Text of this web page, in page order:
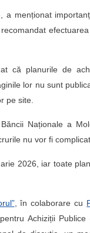
a menționat
că planurile de
lor nu sunt
pe site.
Naționale a
nu vor fi
2026, iar toate
, în colaborare cu
Achiziții Publice